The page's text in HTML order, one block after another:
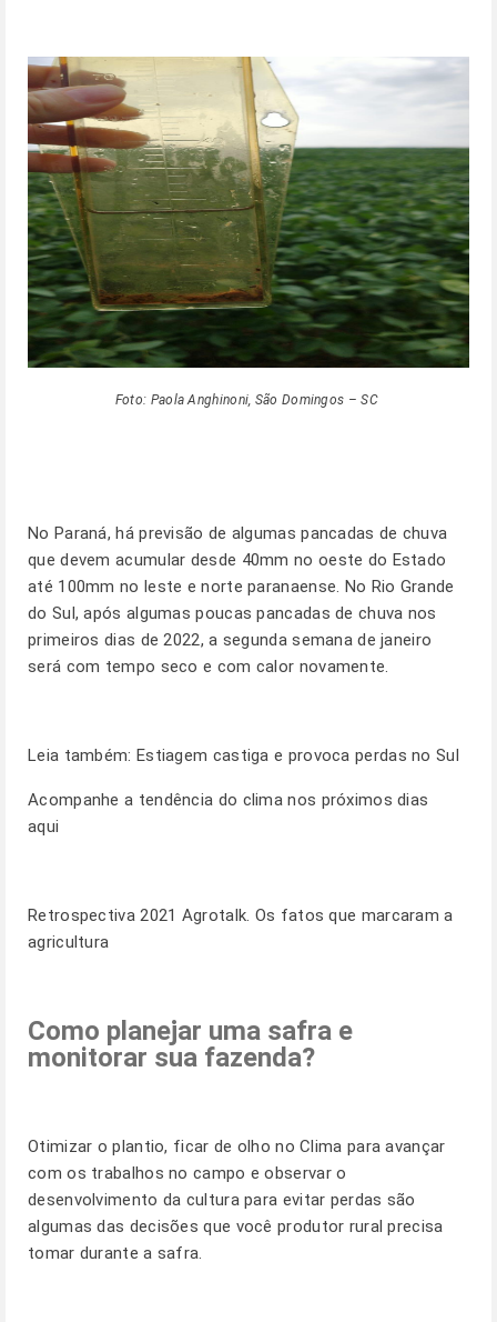
Foto: Paola Anghinoni, São Domingos – SC
No Paraná, há previsão de algumas pancadas de chuva
que devem acumular desde 40mm no oeste do Estado
até 100mm no leste e norte paranaense. No Rio Grande
do Sul, após algumas poucas pancadas de chuva nos
primeiros dias de 2022, a segunda semana de janeiro
será com tempo seco e com calor novamente.
Leia também: Estiagem castiga e provoca perdas no Sul
Acompanhe a tendência do clima nos próximos dias
aqui
Retrospectiva 2021 Agrotalk. Os fatos que marcaram a
agricultura
Como planejar uma safra e
monitorar sua fazenda?
Otimizar o plantio, ficar de olho no Clima para avançar
com os trabalhos no campo e observar o
desenvolvimento da cultura para evitar perdas são
algumas das decisões que você produtor rural precisa
tomar durante a safra.